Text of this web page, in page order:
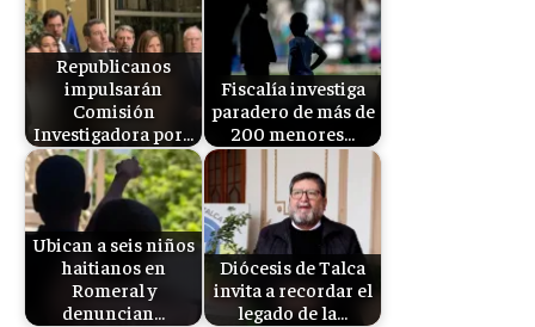
Republicanos
impulsarán
Comisión
Investigadora por…
Fiscalía investiga
paradero de más de
200 menores…
Ubican a seis niños
haitianos en
Romeral y
denuncian…
Diócesis de Talca
invita a recordar el
legado de la…